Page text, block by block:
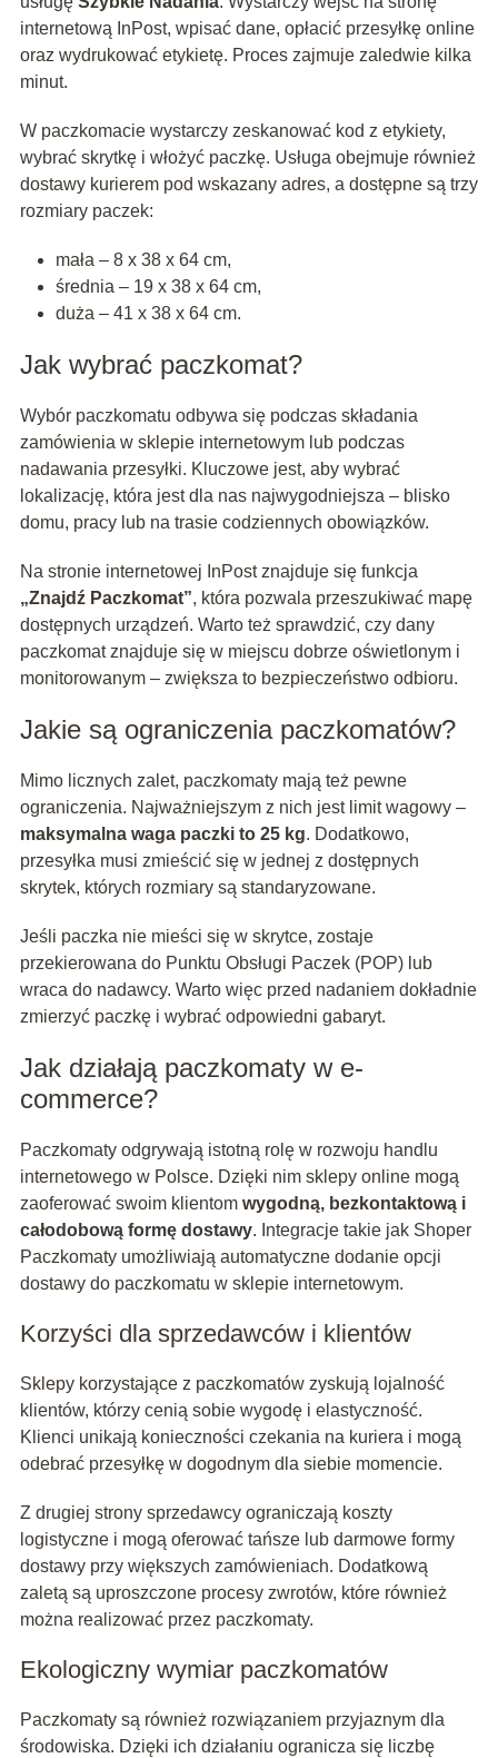
internetową InPost, wpisać dane, opłacić przesyłkę online
oraz wydrukować etykietę. Proces zajmuje zaledwie kilka
minut.
W paczkomacie wystarczy zeskanować kod z etykiety,
wybrać skrytkę i włożyć paczkę. Usługa obejmuje również
dostawy kurierem pod wskazany adres, a dostępne są trzy
rozmiary paczek:
mała – 8 x 38 x 64 cm,
średnia – 19 x 38 x 64 cm,
duża – 41 x 38 x 64 cm.
Jak wybrać paczkomat?
Wybór paczkomatu odbywa się podczas składania
zamówienia w sklepie internetowym lub podczas
nadawania przesyłki. Kluczowe jest, aby wybrać
lokalizację, która jest dla nas najwygodniejsza – blisko
domu, pracy lub na trasie codziennych obowiązków.
Na stronie internetowej InPost znajduje się funkcja
„Znajdź Paczkomat”, która pozwala przeszukiwać mapę
dostępnych urządzeń. Warto też sprawdzić, czy dany
paczkomat znajduje się w miejscu dobrze oświetlonym i
monitorowanym – zwiększa to bezpieczeństwo odbioru.
Jakie są ograniczenia paczkomatów?
Mimo licznych zalet, paczkomaty mają też pewne
ograniczenia. Najważniejszym z nich jest limit wagowy –
maksymalna waga paczki to 25 kg. Dodatkowo,
przesyłka musi zmieścić się w jednej z dostępnych
skrytek, których rozmiary są standaryzowane.
Jeśli paczka nie mieści się w skrytce, zostaje
przekierowana do Punktu Obsługi Paczek (POP) lub
wraca do nadawcy. Warto więc przed nadaniem dokładnie
zmierzyć paczkę i wybrać odpowiedni gabaryt.
Jak działają paczkomaty w e-
commerce?
Paczkomaty odgrywają istotną rolę w rozwoju handlu
internetowego w Polsce. Dzięki nim sklepy online mogą
zaoferować swoim klientom wygodną, bezkontaktową i
całodobową formę dostawy. Integracje takie jak Shoper
Paczkomaty umożliwiają automatyczne dodanie opcji
dostawy do paczkomatu w sklepie internetowym.
Korzyści dla sprzedawców i klientów
Sklepy korzystające z paczkomatów zyskują lojalność
klientów, którzy cenią sobie wygodę i elastyczność.
Klienci unikają konieczności czekania na kuriera i mogą
odebrać przesyłkę w dogodnym dla siebie momencie.
Z drugiej strony sprzedawcy ograniczają koszty
logistyczne i mogą oferować tańsze lub darmowe formy
dostawy przy większych zamówieniach. Dodatkową
zaletą są uproszczone procesy zwrotów, które również
można realizować przez paczkomaty.
Ekologiczny wymiar paczkomatów
Paczkomaty są również rozwiązaniem przyjaznym dla
środowiska. Dzięki ich działaniu ogranicza się liczbę